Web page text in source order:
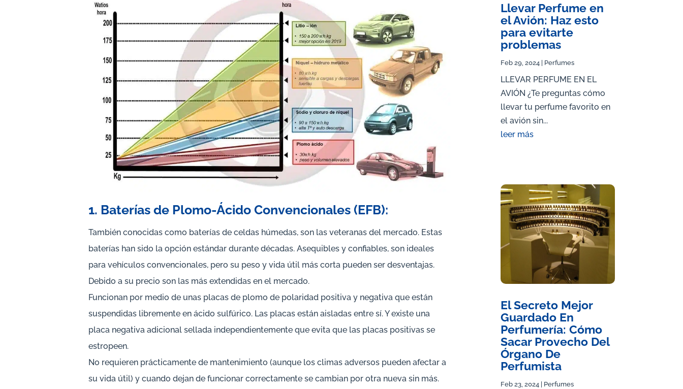
1. Baterías de Plomo-Ácido Convencionales (EFB):
También conocidas como baterías de celdas húmedas, son las veteranas del mercado. Estas
baterías han sido la opción estándar durante décadas. Asequibles y confiables, son ideales
para vehículos convencionales, pero su peso y vida útil más corta pueden ser desventajas.
Debido a su precio son las más extendidas en el mercado.
Funcionan por medio de unas placas de plomo de polaridad positiva y negativa que están
suspendidas libremente en ácido sulfúrico. Las placas están aisladas entre sí. Y existe una
placa negativa adicional sellada independientemente que evita que las placas positivas se
estropeen.
No requieren prácticamente de mantenimiento (aunque los climas adversos pueden afectar a
su vida útil) y cuando dejan de funcionar correctamente se cambian por otra nueva sin más.
Llevar Perfume en
el Avión: Haz esto
para evitarte
problemas
Feb 29, 2024 | Perfumes
LLEVAR PERFUME EN EL
AVIÓN ¿Te preguntas cómo
llevar tu perfume favorito en
el avión sin...
leer más
El Secreto Mejor
Guardado En
Perfumería: Cómo
Sacar Provecho Del
Órgano De
Perfumista
Feb 23, 2024 Perfumes